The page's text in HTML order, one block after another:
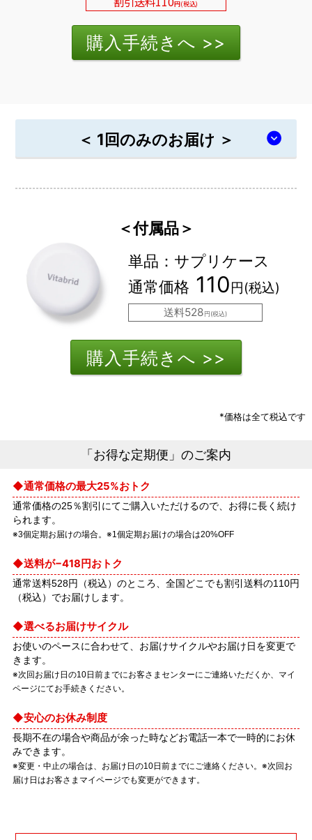
円(税込)
＜ 1回のみのお届け ＞
＜付属品＞
単品：サプリケース
通常価格 110円(税込)
送料528円(税込)
*価格は全て税込です
「お得な定期便」のご案内
通常価格の最大25%おトク
通常価格の25％割引にてご購入いただけるので、お得に長く続け
られます。
※3個定期お届けの場合。※1個定期お届けの場合は20%OFF
送料が−418円おトク
通常送料528円（税込）のところ、全国どこでも割引送料の110円
（税込）でお届けします。
選べるお届けサイクル
お使いのペースに合わせて、お届けサイクルやお届け日を変更で
きます。
※次回お届け日の10日前までにお客さまセンターにご連絡いただくか、マイ
ページにてお手続きください。
安心のお休み制度
長期不在の場合や商品が余った時などお電話一本で一時的にお休
みできます。
※変更・中止の場合は、お届け日の10日前までにご連絡ください。※次回お
届け日はお客さまマイページでも変更ができます。